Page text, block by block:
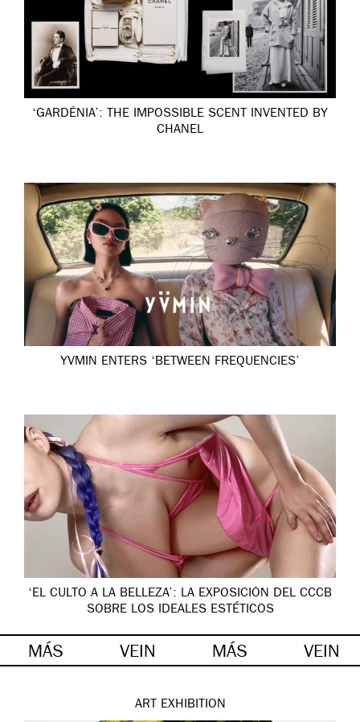
‘GARDÉNIA’: THE IMPOSSIBLE SCENT INVENTED BY
CHANEL
YVMIN ENTERS ‘BETWEEN FREQUENCIES’
‘EL CULTO A LA BELLEZA’: LA EXPOSICIÓN DEL CCCB
SOBRE LOS IDEALES ESTÉTICOS
MÁS VEIN MÁS VEIN
ART EXHIBITION